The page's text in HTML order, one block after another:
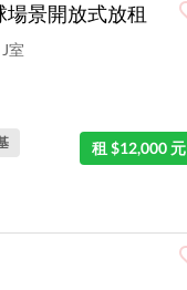
場景開放式放租
室
租 $12,000 元